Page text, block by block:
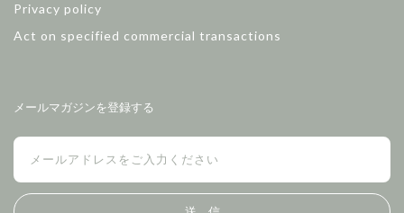
Privacy policy
Act on specified commercial transactions
メールマガジンを登録する